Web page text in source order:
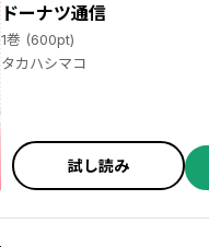
ドーナツ通信
1巻 (600pt)
タカハシマコ
試し読み